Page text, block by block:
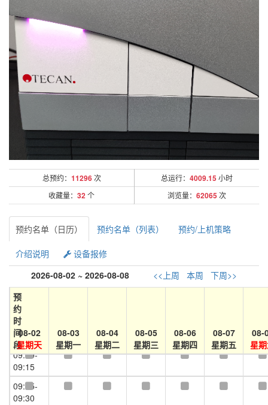
总预约： 11296次 总运行： 4009.15 小时
收藏量： 32个 浏览量： 62065 次
预约名单（日历） 预约名单（列表） 预约/上机策略
介绍说明
设备报修
2026-08-02 ~ 2026-08-08
<<上周 本周
下周>>
预
约
时
间
段
08-02
星期天
08-03
星期一
08-04
星期二
08-05
星期三
08-06
星期四
08-07
星期五
08-
星
06:15-
06:30
06:30-
06:45
06:45-
07:00
07:00-
07:15
07:15-
07:30
07:30-
08:00-
08:15-
08:30
08:30-
08:45
08:45-
09:00
09:00-
09:15
09:15-
09:30